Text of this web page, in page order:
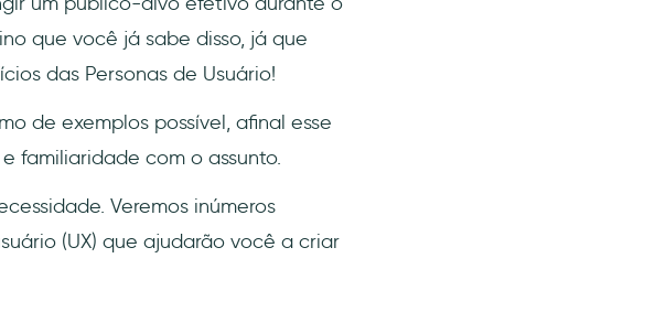
que você já sabe disso, já que
das Personas de Usuário!
de exemplos possível, afinal esse
familiaridade com o assunto.
Veremos inúmeros
(UX) que ajudarão você a criar